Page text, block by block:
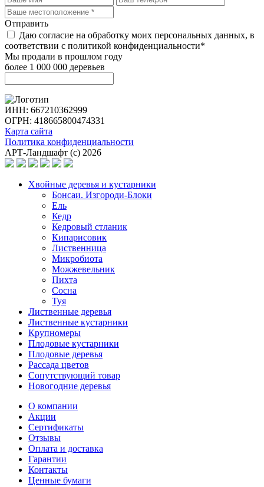
Отправить
Даю согласие на обработку моих персональных данных, в
соответствии с политикой конфиденциальности*
Мы продали в прошлом году
более 1 000 000 деревьев
ИНН: 667210362999
ОГРН: 418665800474331
Карта сайта
Политика конфиденциальности
АРТ-Ландшафт (с) 2026
Хвойные деревья и кустарники
Бонсаи. Изгороди-Блоки
Ель
Кедр
Кедровый стланик
Кипарисовик
Лиственница
Микробиота
Можжевельник
Пихта
Сосна
Туя
Лиственные деревья
Лиственные кустарники
Крупномеры
Плодовые кустарники
Плодовые деревья
Рассада цветов
Сопутствующий товар
Новогодние деревья
О компании
Акции
Сертификаты
Отзывы
Оплата и доставка
Гарантии
Контакты
Ценные бумаги